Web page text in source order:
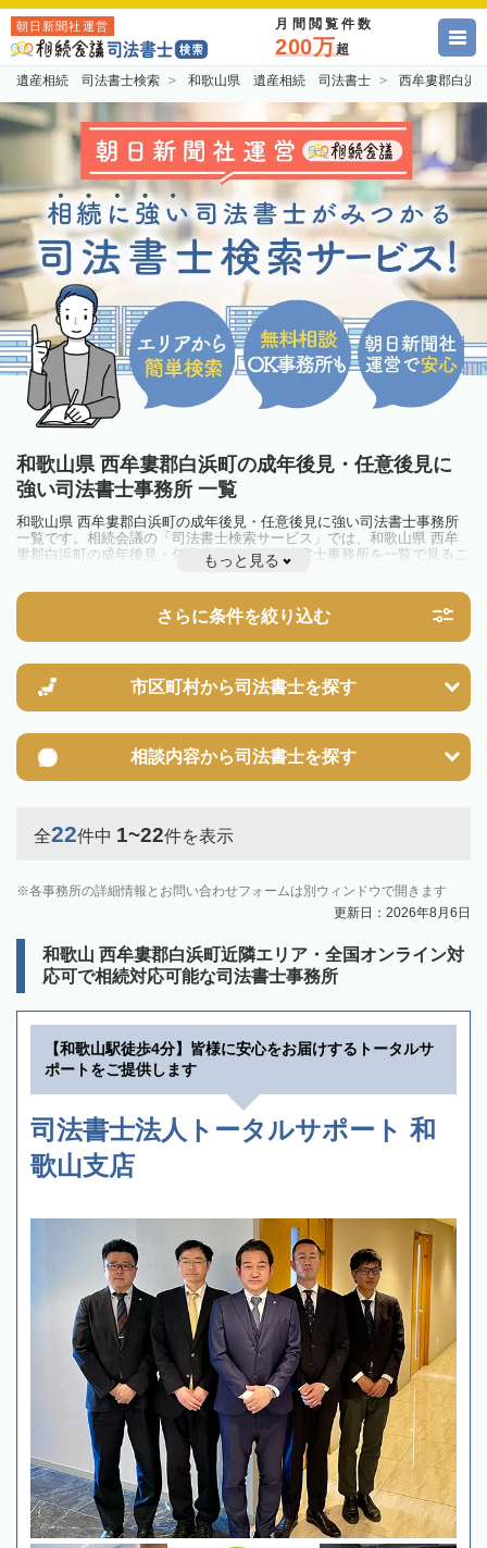
朝日新聞社運営 月間閲覧件数
200万超
遺産相続 司法書士検索 和歌山県 遺産相続 司法書士 西牟婁郡白
和歌山県 西牟婁郡白浜町の成年後見・任意後見に
強い司法書士事務所 一覧
和歌山県 西牟婁郡白浜町の成年後見・任意後見に強い司法書士事務所
一覧です。相続会議の「司法書士検索サービス」では、和歌山県 西牟
婁郡白浜町の成年後見・任意後見に強い司法書士事務所を一覧で見るこ
とが出来ます。相続のトラブルやお悩みを抱えている方は一度近隣の司
もっと見る
さらに条件を絞り込む
市区町村から司法書士を探す
相談内容から司法書士を探す
全22件中 1~22件を表示
各事務所の詳細情報とお問い合わせフォームは別ウィンドウで開きます
更新日：2026年8月6日
和歌山 西牟婁郡白浜町近隣エリア・全国オンライン対
応可で相続対応可能な司法書士事務所
【和歌山駅徒歩4分】皆様に安心をお届けするトータルサ
ポートをご提供します
司法書士法人トータルサポート 和
歌山支店